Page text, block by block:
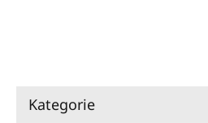
Kategorie